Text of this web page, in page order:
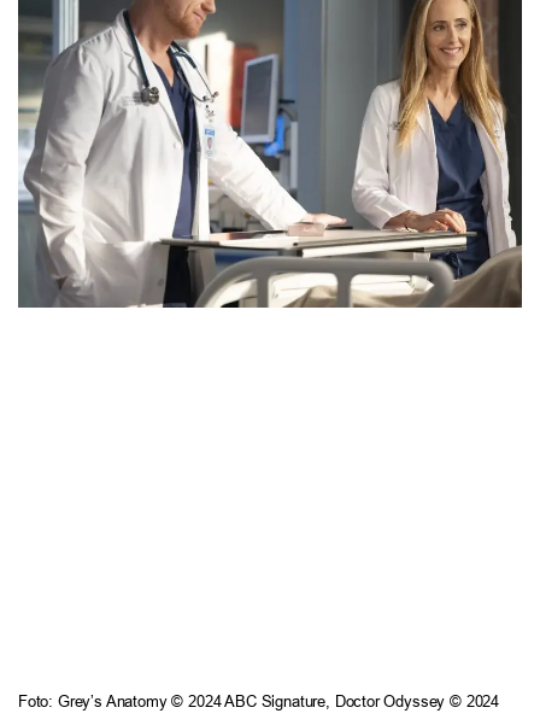
Foto: Grey’s Anatomy © 2024 ABC Signature, Doctor Odyssey © 2024